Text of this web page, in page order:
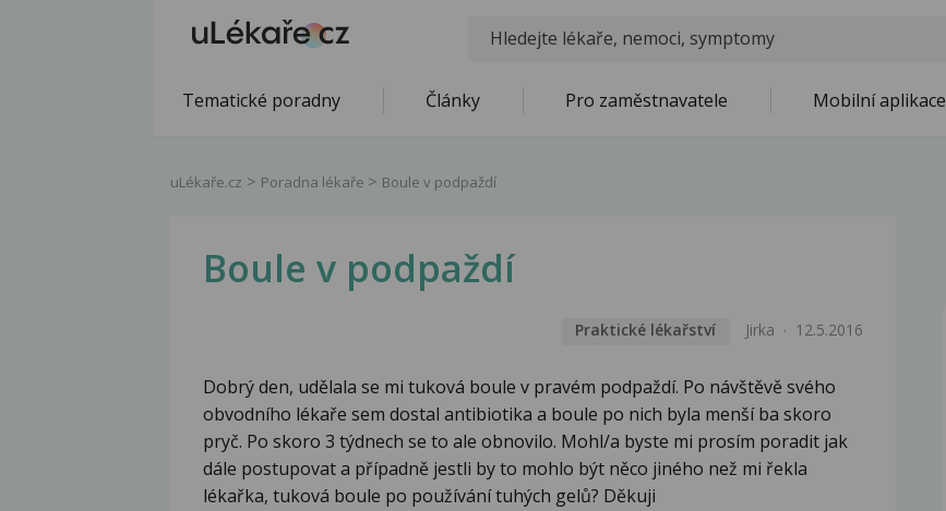
Tematické poradny Články Pro zaměstnavatele Mobilní aplikace
uLékaře.cz Poradna lékaře Boule v podpaždí
Boule v podpaždí
Praktické lékařství Jirka 12.5.2016
Dobrý den, udělala se mi tuková boule v pravém podpaždí. Po návštěvě svého
obvodního lékaře sem dostal antibiotika a boule po nich byla menší ba skoro
pryč. Po skoro 3 týdnech se to ale obnovilo. Mohl/a byste mi prosím poradit jak
dále postupovat a případně jestli by to mohlo být něco jiného než mi řekla
lékařka, tuková boule po používání tuhých gelů? Děkuji